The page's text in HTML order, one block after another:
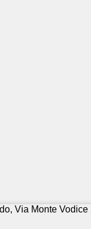
Via Monte Vodice